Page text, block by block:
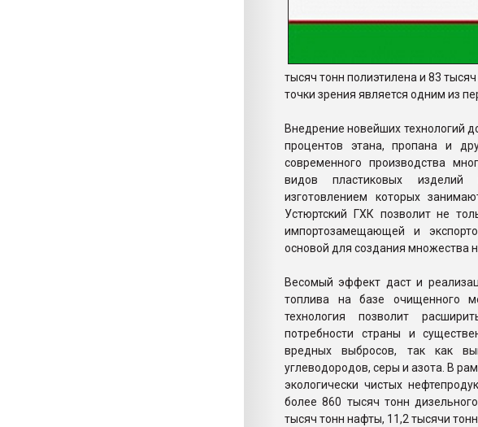
тысяч тонн полиэтилена и 83
точки зрения является одним из
Внедрение новейших технологий
процентов этана, пропана и
современного производства
видов пластиковых изделий
изготовлением которых
Устюртский ГХК позволит не
импортозамещающей и
основой для создания множества
Весомый эффект даст и
топлива на базе очищенного
технология позволит
потребности страны и
вредных выбросов, так как
углеводородов, серы и азота. В
экологически чистых
более 860 тысяч тонн
тысяч тонн нафты, 11,2 тысячи